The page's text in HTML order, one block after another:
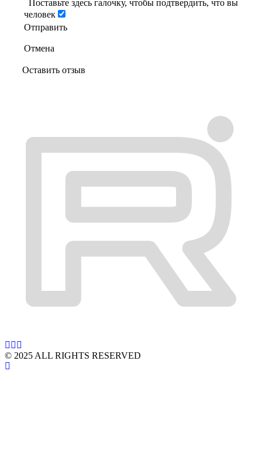
Поставьте здесь галочку, чтобы подтвердить, что вы
человек
Отправить
Отмена
Оставить отзыв
© 2025 ALL RIGHTS RESERVED